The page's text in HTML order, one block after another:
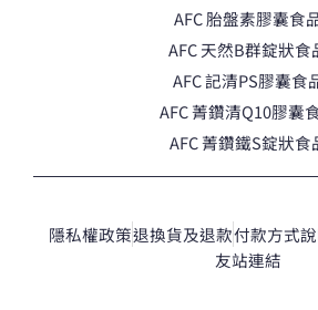
AFC 胎盤素膠囊食
AFC 天然B群錠狀食
AFC 記清PS膠囊食
AFC 菁鑽清Q10膠囊
AFC 菁鑽鐵S錠狀食
隱私權政策退換貨及退款付款方式
友站連結